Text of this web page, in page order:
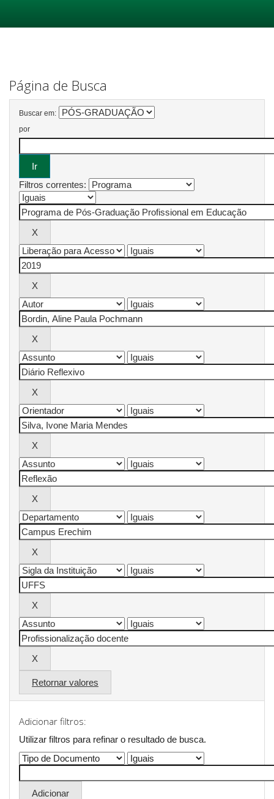
Página de Busca
Buscar em:
por
Filtros correntes:
Retornar valores
Adicionar filtros:
Utilizar filtros para refinar o resultado de busca.